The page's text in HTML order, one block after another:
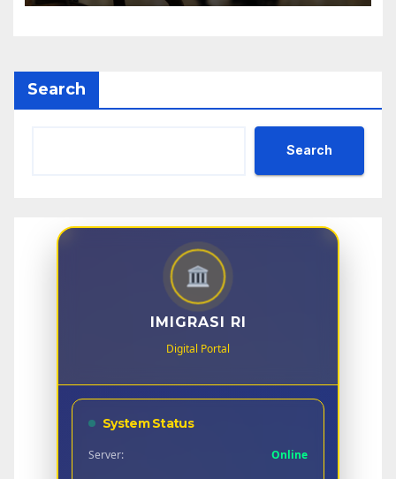
Search
Search
IMIGRASI RI
Digital Portal
System Status
Server: Online